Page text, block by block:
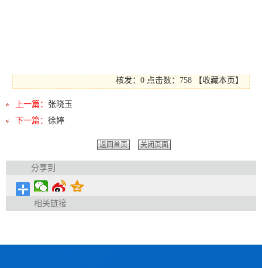
核发：0 点击数： 758 【收藏本页 】
上一篇： 张晓玉
下一篇： 徐婷
返回首页 关闭页面
分享到
相关链接